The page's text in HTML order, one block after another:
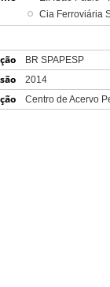
Cia Ferroviária
BR SPAPESP
2014
Centro de Acervo